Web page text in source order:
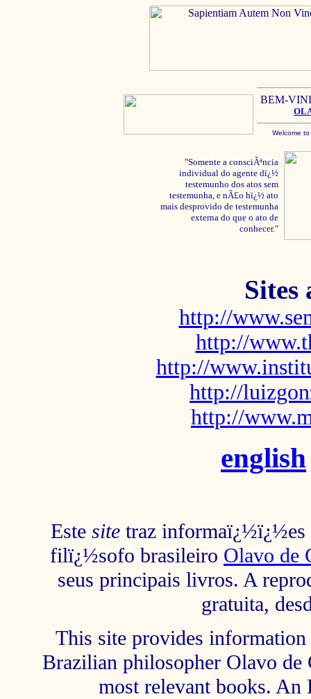
BEM-
Welcome
"Somente a consciÃªncia
individual do agente dï¿½
testemunho dos atos sem
testemunha, e nÃ£o hï¿½ ato
mais desprovido de testemunha
externa do que o ato de
conhecer."
Sites
http://
http://
http://
http://
http://
english
Este site traz informaï¿½ï¿½es
filï¿½sofo brasileiro Olavo de
seus principais livros. A
gratuita,
This site provides
Brazilian philosopher Olavo de
most relevant books.